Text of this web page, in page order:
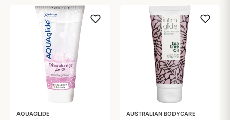
AQUAGLIDE AUSTRALIAN BODYCARE